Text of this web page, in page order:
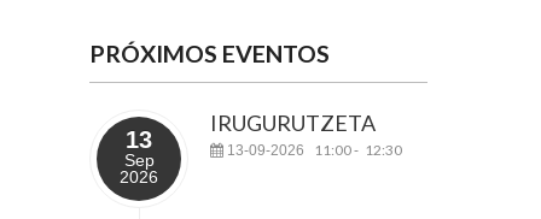
PRÓXIMOS EVENTOS
13
Sep
2026
IRUGURUTZETA
13-09-2026 11:00- 12:30